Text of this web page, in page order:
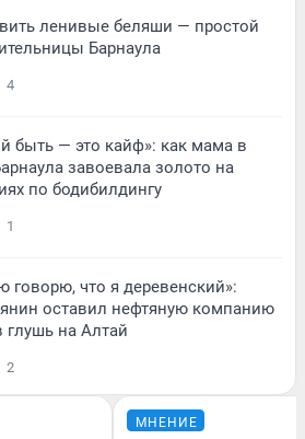
ленивые беляши — простой
Барнаула
4
быть — это кайф»: как мама в
завоевала золото на
по бодибилдингу
1
говорю, что я деревенский»:
оставил нефтяную компанию
глушь на Алтай
2
МНЕНИЕ